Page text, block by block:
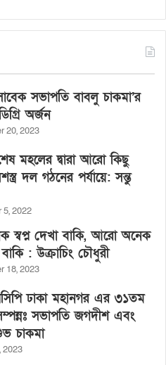
সভাপতি বাবলু চাকমা’র
অর্জন
20, 2023
মহলের দ্বারা আরো কিছু
দল গঠনের পর্যায়ে: সন্তু
5, 2022
স্বপ্ন দেখা বাকি, আরো অনেক
: উক্রাচিং চৌধুরী
18, 2023
ঢাকা মহানগর এর ৩১তম
সভাপতি জগদীশ এবং
চাকমা
2023